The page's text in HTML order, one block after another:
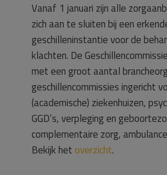
Vanaf 1 januari zijn alle
zich aan te sluiten bij een
geschilleninstantie voor de
klachten. De
met een groot aantal
geschillencommissies ingericht
(academische) ziekenhuizen,
GGD’s, verpleging en
complementaire zorg,
Bekijk hetoverzicht.